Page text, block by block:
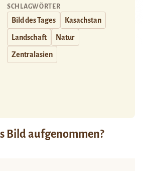
SCHLAGWÖRTER
Bild des Tages Kasachstan
Landschaft Natur
Zentralasien
Bild aufgenommen?